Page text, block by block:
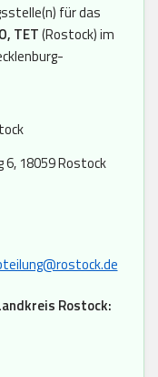
für das
TET(Rostock) im
18059 Rostock
Rostock: